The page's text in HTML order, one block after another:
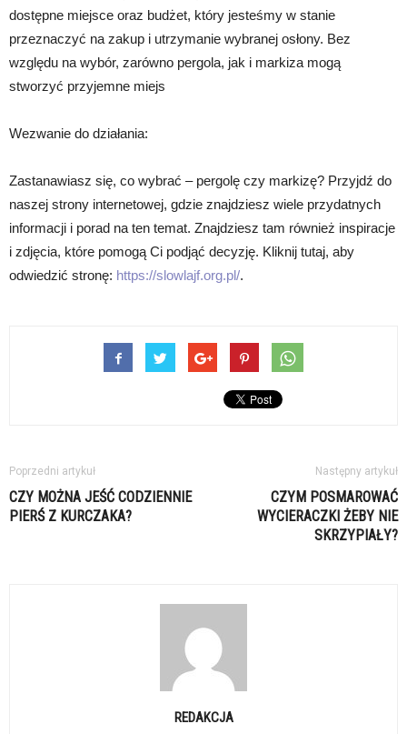
dostępne miejsce oraz budżet, który jesteśmy w stanie
przeznaczyć na zakup i utrzymanie wybranej osłony. Bez
względu na wybór, zarówno pergola, jak i markiza mogą
stworzyć przyjemne miejs
Wezwanie do działania:
Zastanawiasz się, co wybrać – pergolę czy markizę? Przyjdź do
naszej strony internetowej, gdzie znajdziesz wiele przydatnych
informacji i porad na ten temat. Znajdziesz tam również inspiracje
i zdjęcia, które pomogą Ci podjąć decyzję. Kliknij tutaj, aby
odwiedzić stronę: https://slowlajf.org.pl/.
Poprzedni artykuł
CZY MOŻNA JEŚĆ CODZIENNIE
PIERŚ Z KURCZAKA?
Następny artykuł
CZYM POSMAROWAĆ
WYCIERACZKI ŻEBY NIE
SKRZYPIAŁY?
REDAKCJA